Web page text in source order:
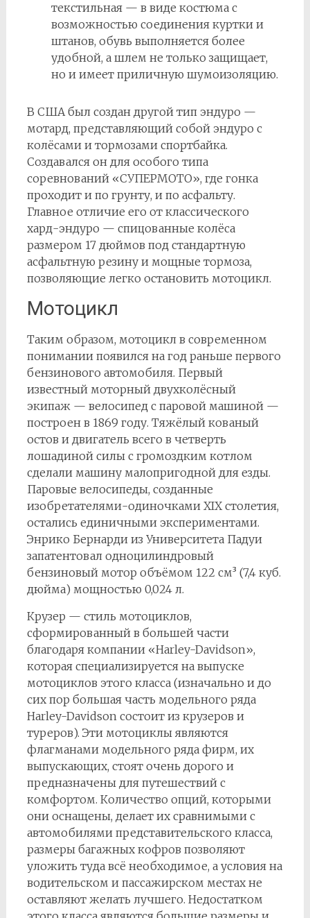
текстильная — в виде костюма с
возможностью соединения куртки и
штанов, обувь выполняется более
удобной, а шлем не только защищает,
но и имеет приличную шумоизоляцию.
В США был создан другой тип эндуро —
мотард, представляющий собой эндуро с
колёсами и тормозами спортбайка.
Создавался он для особого типа
соревнований «СУПЕРМОТО», где гонка
проходит и по грунту, и по асфальту.
Главное отличие его от классического
хард-эндуро — спицованные колёса
размером 17 дюймов под стандартную
асфальтную резину и мощные тормоза,
позволяющие легко остановить мотоцикл.
Мотоцикл
Таким образом, мотоцикл в современном
понимании появился на год раньше первого
бензинового автомобиля. Первый
известный моторный двухколёсный
экипаж — велосипед с паровой машиной —
построен в 1869 году. Тяжёлый кованый
остов и двигатель всего в четверть
лошадиной силы с громоздким котлом
сделали машину малопригодной для езды.
Паровые велосипеды, созданные
изобретателями-одиночками XIX столетия,
остались единичными экспериментами.
Энрико Бернарди из Университета Падуи
запатентовал одноцилиндровый
бензиновый мотор объёмом 122 см³ (7,4 куб.
дюйма) мощностью 0,024 л.
Крузер — стиль мотоциклов,
сформированный в большей части
благодаря компании «Harley-Davidson»,
которая специализируется на выпуске
мотоциклов этого класса (изначально и до
сих пор большая часть модельного ряда
Harley-Davidson состоит из крузеров и
туреров). Эти мотоциклы являются
флагманами модельного ряда фирм, их
выпускающих, стоят очень дорого и
предназначены для путешествий с
комфортом. Количество опций, которыми
они оснащены, делает их сравнимыми с
автомобилями представительского класса,
размеры багажных кофров позволяют
уложить туда всё необходимое, а условия на
водительском и пассажирском местах не
оставляют желать лучшего. Недостатком